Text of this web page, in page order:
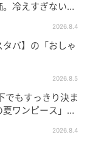
グアンドオル
トのバックル
冷えすぎない肌
2026.8.4
バ】の「おしゃ
2026.8.5
でもすっきり決ま
ワンピース」コ
2026.8.4